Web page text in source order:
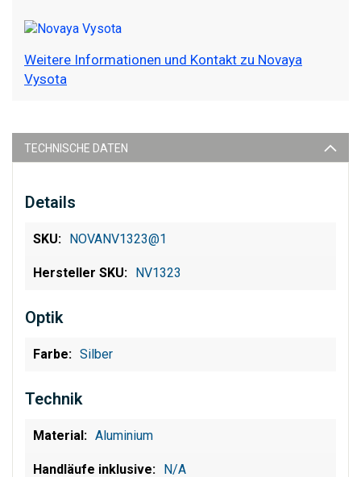
Weitere Informationen und Kontakt zu Novaya
Vysota
TECHNISCHE DATEN
Details
NOVANV1323@1
NV1323
Optik
Silber
Technik
Aluminium
N/A